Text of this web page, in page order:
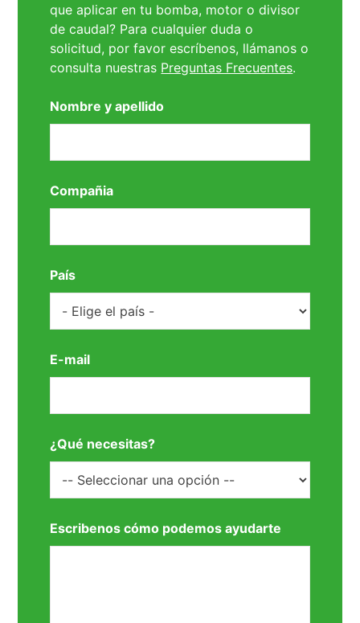
que aplicar en tu bomba, motor o divisor
de caudal? Para cualquier duda o
solicitud, por favor escríbenos, llámanos o
consulta nuestras Preguntas Frecuentes.
Nombre y apellido
Compañia
País
E-mail
¿Qué necesitas?
Escribenos cómo podemos ayudarte